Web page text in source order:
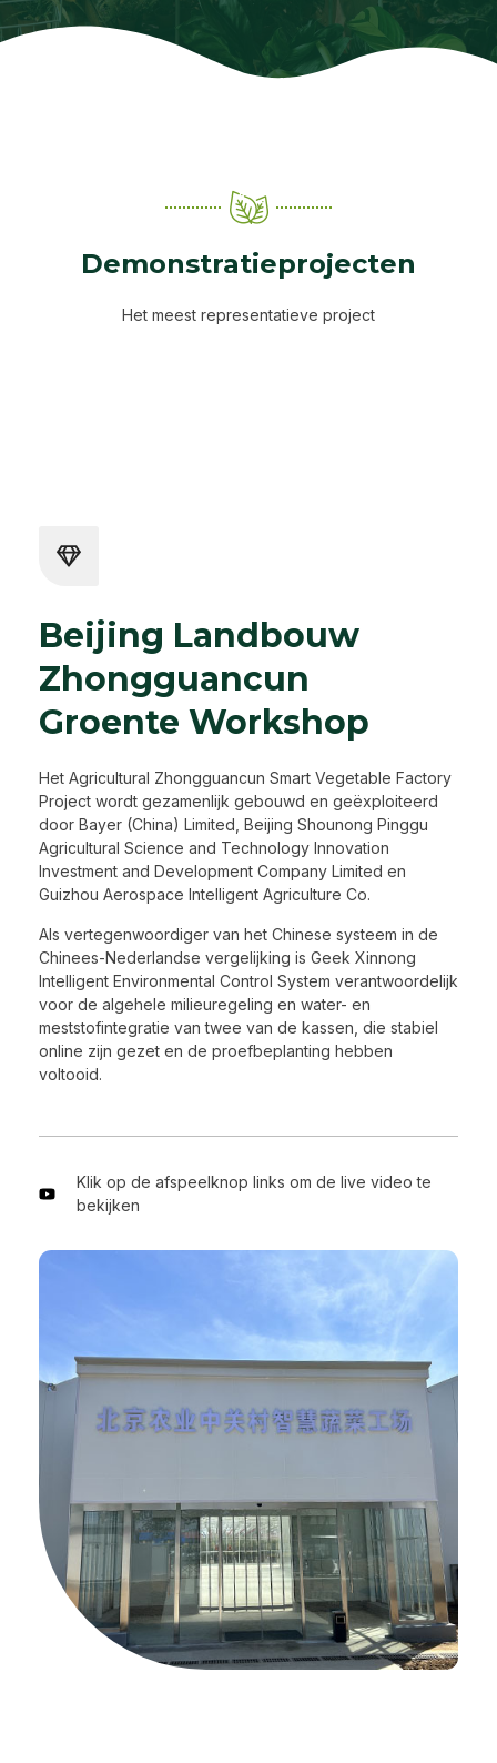
Demonstratieprojecten
Het meest representatieve project
Beijing Landbouw
Zhongguancun
Groente Workshop
Het Agricultural Zhongguancun Smart Vegetable Factory
Project wordt gezamenlijk gebouwd en geëxploiteerd
door Bayer (China) Limited, Beijing Shounong Pinggu
Agricultural Science and Technology Innovation
Investment and Development Company Limited en
Guizhou Aerospace Intelligent Agriculture Co.
Als vertegenwoordiger van het Chinese systeem in de
Chinees-Nederlandse vergelijking is Geek Xinnong
Intelligent Environmental Control System verantwoordelijk
voor de algehele milieuregeling en water- en
meststofintegratie van twee van de kassen, die stabiel
online zijn gezet en de proefbeplanting hebben
voltooid.
Klik op de afspeelknop links om de live video te
bekijken